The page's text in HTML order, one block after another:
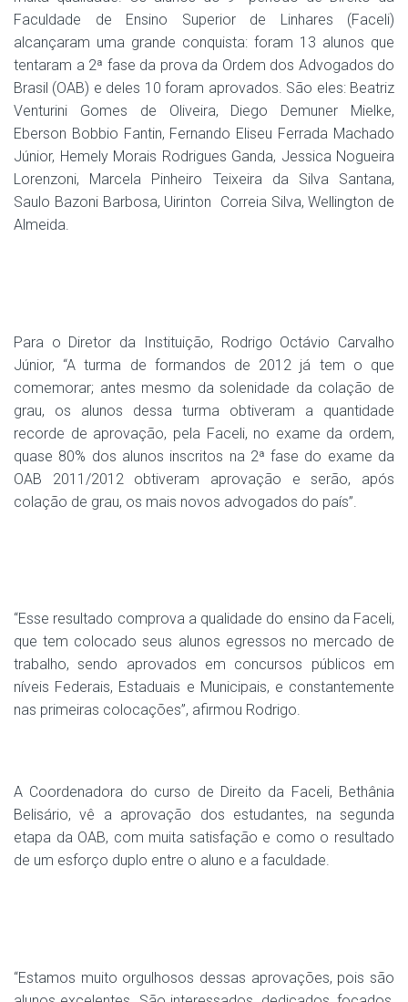
Faculdade de Ensino Superior de Linhares (Faceli)
alcançaram uma grande conquista: foram 13 alunos que
tentaram a 2ª fase da prova da Ordem dos Advogados do
Brasil (OAB) e deles 10 foram aprovados. São eles: Beatriz
Venturini Gomes de Oliveira, Diego Demuner Mielke,
Eberson Bobbio Fantin, Fernando Eliseu Ferrada Machado
Júnior, Hemely Morais Rodrigues Ganda, Jessica Nogueira
Lorenzoni, Marcela Pinheiro Teixeira da Silva Santana,
Saulo Bazoni Barbosa, Uirinton Correia Silva, Wellington de
Almeida.
Para o Diretor da Instituição, Rodrigo Octávio Carvalho
Júnior, “A turma de formandos de 2012 já tem o que
comemorar; antes mesmo da solenidade da colação de
grau, os alunos dessa turma obtiveram a quantidade
recorde de aprovação, pela Faceli, no exame da ordem,
quase 80% dos alunos inscritos na 2ª fase do exame da
OAB 2011/2012 obtiveram aprovação e serão, após
colação de grau, os mais novos advogados do país”.
“Esse resultado comprova a qualidade do ensino da Faceli,
que tem colocado seus alunos egressos no mercado de
trabalho, sendo aprovados em concursos públicos em
níveis Federais, Estaduais e Municipais, e constantemente
nas primeiras colocações”, afirmou Rodrigo.
A Coordenadora do curso de Direito da Faceli, Bethânia
Belisário, vê a aprovação dos estudantes, na segunda
etapa da OAB, com muita satisfação e como o resultado
de um esforço duplo entre o aluno e a faculdade.
“Estamos muito orgulhosos dessas aprovações, pois são